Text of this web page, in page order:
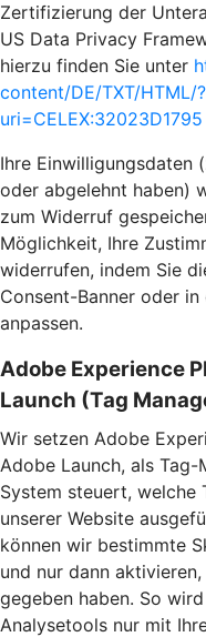
Zertifizierung der
US Data Privacy
hierzu finden Sie unter
content/DE/TXT/HTML/?
uri=CELEX:32023D1795
Ihre Einwilligungsdaten
oder abgelehnt haben)
zum Widerruf
Möglichkeit, Ihre
widerrufen, indem Sie
Consent-Banner oder
anpassen.
Adobe Experience
Launch (Tag
Wir setzen Adobe
Adobe Launch, als Tag-
System steuert, welche
unserer Website
können wir bestimmte
und nur dann
gegeben haben. So
Analysetools nur mit